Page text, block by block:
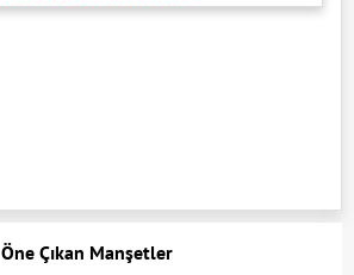
Öne Çıkan Manşetler